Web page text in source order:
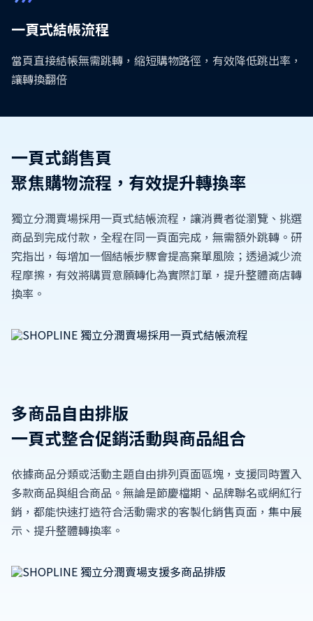
一頁式結帳流程
當頁直接結帳無需跳轉，縮短購物路徑，有效降低跳出率，
讓轉換翻倍
一頁式銷售頁
聚焦購物流程，有效提升轉換率
獨立分潤賣場採用一頁式結帳流程，讓消費者從瀏覽、挑選
商品到完成付款，全程在同一頁面完成，無需額外跳轉。研
究指出，每增加一個結帳步驟會提高棄單風險；透過減少流
程摩擦，有效將購買意願轉化為實際訂單，提升整體商店轉
換率。
多商品自由排版
一頁式整合促銷活動與商品組合
依據商品分類或活動主題自由排列頁面區塊，支援同時置入
多款商品與組合商品。無論是節慶檔期、品牌聯名或網紅行
銷，都能快速打造符合活動需求的客製化銷售頁面，集中展
示、提升整體轉換率。